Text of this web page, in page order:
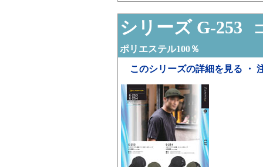
シリーズ G-253
ポリエステル100％
このシリーズの詳細を見る ・